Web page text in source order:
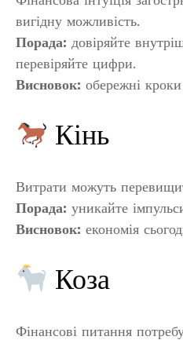
вигідну можливість.
Порада: довіряйте
перевіряйте цифри.
Висновок: обережні
Кінь
Витрати можуть
Порада: уникайте
Висновок: економія
Коза
Фінансові питання